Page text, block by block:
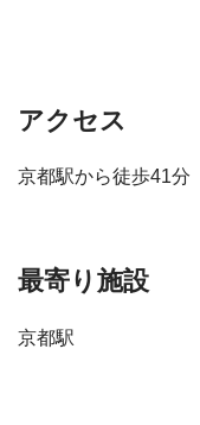
アクセス
京都駅から徒歩41分
最寄り施設
京都駅